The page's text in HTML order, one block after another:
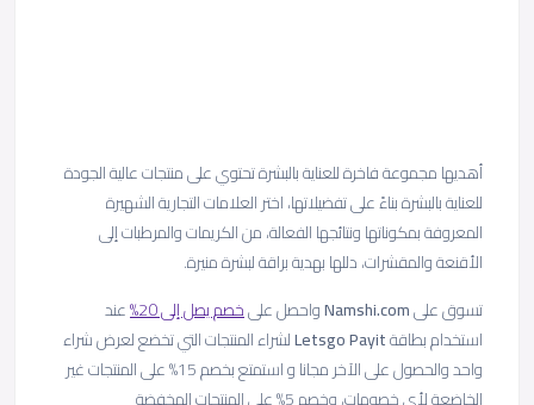
أهديها مجموعة فاخرة للعناية بالبشرة تحتوي على منتجات عالية الجودة
للعناية بالبشرة بناءً على تفضيلاتها، اختر العلامات التجارية الشهيرة
المعروفة بمكوناتها ونتائجها الفعالة، من الكريمات والمرطبات إلى
الأقنعة والمقشرات، دللها بهدية براقة لبشرة منيرة.
تسوق علىNamshi.comواحصل علىخصم يصل إلى 20%
عند
استخدام بطاقةLetsgo Payitلشراء المنتجات التي تخضع لعرض شراء
واحد والحصول على الآخر مجانا و استمتع بخصم 15% على المنتجات غير